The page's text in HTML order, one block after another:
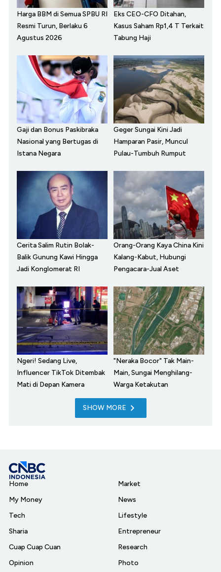
Harga BBM di Semua SPBU RI
Resmi Turun, Berlaku 6
Agustus 2026
Eks CEO-CFO Ditahan,
Kasus Saham Rp1,4 T Terkait
Tabung Haji
Gaji dan Bonus Paskibraka
Nasional yang Bertugas di
Istana Negara
Geger Sungai Kini Jadi
Hamparan Pasir, Muncul
Pulau-Tumbuh Rumput
Cerita Salim Rutin Bolak-
Balik Gunung Kawi Hingga
Jadi Konglomerat RI
Orang-Orang Kaya China Kini
Kalang-Kabut, Hubungi
Pengacara-Jual Aset
Ngeri! Sedang Live,
Influencer TikTok Ditembak
Mati di Depan Kamera
"Neraka Bocor" Tak Main-
Main, Sungai Menghilang-
Warga Ketakutan
SHOW MORE
Home
My Money
Tech
Sharia
Cuap Cuap Cuan
Opinion
Market
News
Lifestyle
Entrepreneur
Research
Photo